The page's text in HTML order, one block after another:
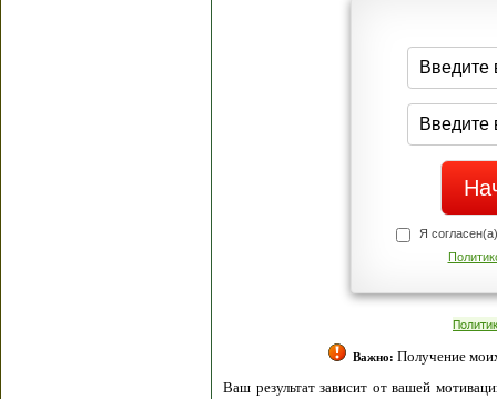
Я
Важно: Получение
Ваш результат зависит от вашей